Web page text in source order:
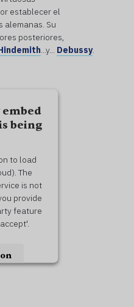
establecer el
alemanas. Su
posteriores,
...y... Debussy.
being
to load
The
is not
provide
feature